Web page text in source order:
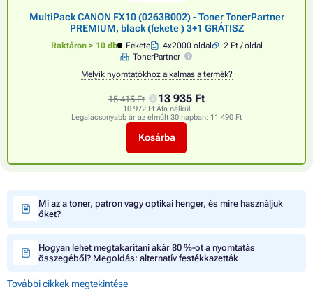
MultiPack CANON FX10 (0263B002) - Toner TonerPartner
PREMIUM, black (fekete ) 3+1 GRÁTISZ
Raktáron > 10 db Fekete 4x2000 oldal
2 Ft / oldal
TonerPartner
Melyik nyomtatókhoz alkalmas a termék?
15 415 Ft 13 935 Ft
10 972 Ft Áfa nélkül
Legalacsonyabb ár az elmúlt 30 napban: 11 490 Ft
Kosárba
Mi az a toner, patron vagy optikai henger, és mire használjuk
őket?
Hogyan lehet megtakarítani akár 80 %-ot a nyomtatás
összegéből? Megoldás: alternatív festékkazetták
További cikkek megtekintése